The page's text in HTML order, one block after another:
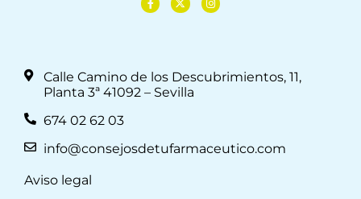
Calle Camino de los Descubrimientos, 11,
Planta 3ª 41092 – Sevilla
674 02 62 03
info@consejosdetufarmaceutico.com
Aviso legal